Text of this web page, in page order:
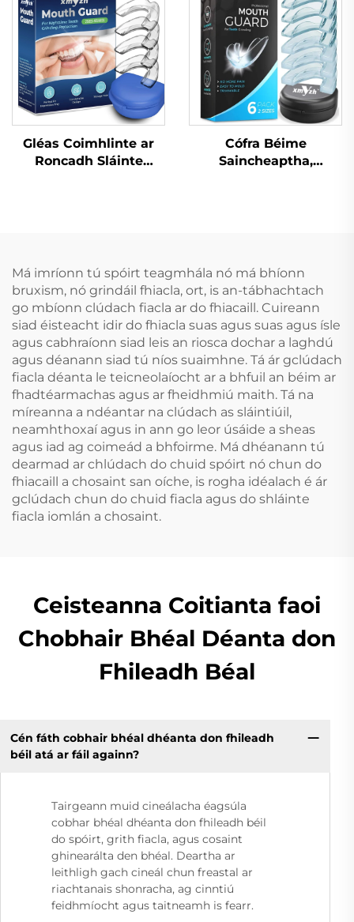
Cosanta Dothain EVA
Dá Dhathach do MMA
Anrochtáin
Gléas Coimhlinte ar
Roncadh Sláinte
Réiteach do
Róncaíocht Gléas Anti-
Roncach Tape Béal
Cófra Béime
Saincheaptha,
Dathdhúbailte do
MMA, Boxáil
Má imríonn tú spóirt teagmhála nó má bhíonn
bruxism, nó grindáil fhiacla, ort, is an-tábhachtach
go mbíonn clúdach fiacla ar do fhiacaill. Cuireann
siad éisteacht idir do fhiacla suas agus suas agus ísle
agus cabhraíonn siad leis an riosca dochar a laghdú
agus déanann siad tú níos suaimhne. Tá ár gclúdach
fiacla déanta le teicneolaíocht ar a bhfuil an béim ar
fhadtéarmachas agus ar fheidhmiú maith. Tá na
míreanna a ndéantar na clúdach as sláintiúil,
neamhthoxaí agus in ann go leor úsáide a sheas
agus iad ag coimeád a bhfoirme. Má dhéanann tú
dearmad ar chlúdach do chuid spóirt nó chun do
fhiacaill a chosaint san oíche, is rogha idéalach é ár
gclúdach chun do chuid fiacla agus do shláinte
fiacla iomlán a chosaint.
Ceisteanna Coitianta faoi
Chobhair Bhéal Déanta don
Fhileadh Béal
Cén fáth cobhair bhéal dhéanta don fhileadh
béil atá ar fáil againn?
Tairgeann muid cineálacha éagsúla
cobhar bhéal dhéanta don fhileadh béil
do spóirt, grith fiacla, agus cosaint
ghinearálta den bhéal. Deartha ar
leithligh gach cineál chun freastal ar
riachtanais shonracha, ag cinntiú
feidhmíocht agus taitneamh is fearr.